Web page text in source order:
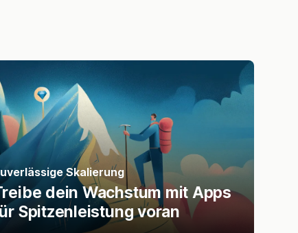
Skalierung
dein Wachstum mit Apps
Spitzenleistung voran